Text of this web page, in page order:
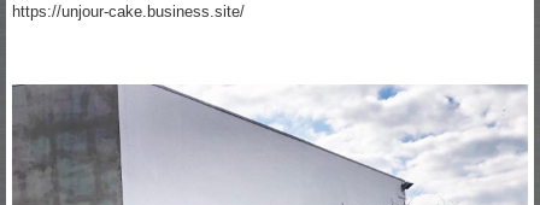
https://unjour-cake.business.site/